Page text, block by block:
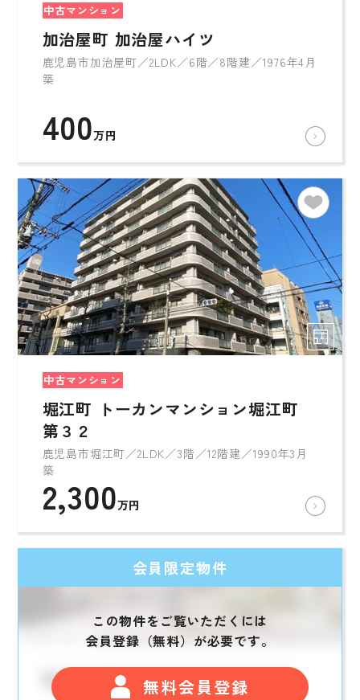
中古マンション
加治屋町 加治屋ハイツ
鹿児島市加治屋町／2LDK／6階／8階建／1976年4月
築
400万円
中古マンション
堀江町 トーカンマンション堀江町
第３２
鹿児島市堀江町／2LDK／3階／12階建／1990年3月
築
2,300万円
会員限定物件
この物件をご覧いただくには
会員登録（無料）が必要です。
無料会員登録